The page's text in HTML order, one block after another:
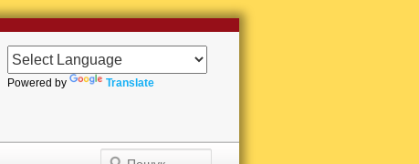
Powered by Translate